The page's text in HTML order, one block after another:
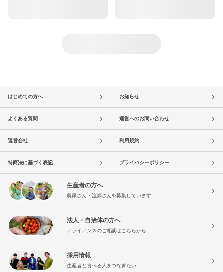
はじめての方へ お知らせ
よくある質問 運営へのお問い合わせ
運営会社 利用規約
特商法に基づく表記 プライバシーポリシー
生産者の方へ
農家さん・漁師さんを募集しています!
法人・自治体の方へ
アライアンスのご相談はこちらから
採用情報
生産者と食べる人をつなぎたい